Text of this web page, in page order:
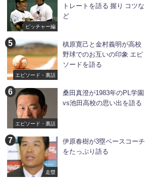
ピッチャー編
トレートを語る 握り コツな
ど
エピソード・裏話
槙原寛己と金村義明が高校
野球でのお互いの印象 エピ
ソードを語る
エピソード・裏話
桑田真澄が1983年のPL学園
vs池田高校の思い出を語る
走塁
伊原春樹が3塁ベースコーチ
をたっぷり語る